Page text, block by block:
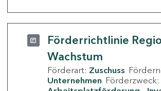
Förderrichtlinie
Wachstum
Förderart: Zuschuss
Unternehmen Förderzweck: